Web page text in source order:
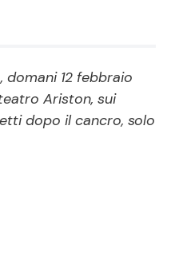
Programmi TV
Reality e Talent
domani 12 febbraio
Ariston, sui
dopo il cancro, solo